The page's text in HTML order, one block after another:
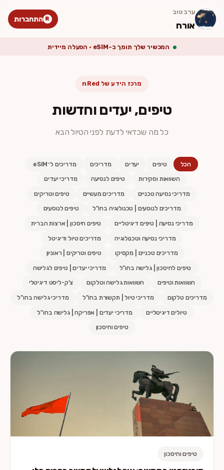
ערב טוב
אורח
R התחברות
המכשיר שלך תומך ב-eSIM · הפעלה מיידית
מרכז הידע של nRed
טיפים, יעדים וחדשות
כל מה שכדאי לדעת לפני הטיול הבא
הכל טיפים יעדים מדריכים
מדריכים ל־eSIM
השוואות וסקירות
טיפים לנסיעה
מדריכי יעדים
מדריכי נסיעה טכניים
מדריכים מעשיים
טיפים וטריקים
מדריכים לנוסעים | טכנולוגיה בחו"ל
טיפים לנוסעים
מדריכי נסיעה | טיפים דיגיטליים
טיפים חיסכון | ארצות הברית
מדריכי נסיעה וטכנולוגיה
מדריכים טיול ודיגיטל
מדריכים טכניים | מקסיקו
טיפים וטריקים | ראוניון
טיפים לחיסכון | גלישה בחו"ל
מדריכי יעדים | טיפים לגלישה
השוואות וטיפים
השוואות גלישה וטלקום
צ'ק-ליסט דיגיטלי
מדריכים טלקום
מדריכי טיול | תקשורת בחו"ל
מדריכי גלישה בחו"ל
טיולים דיגיטליים
מדריכי יעדים | אפריקה | גלישה בחו"ל
טיפים וחיסכון
טיפים וחיסכון